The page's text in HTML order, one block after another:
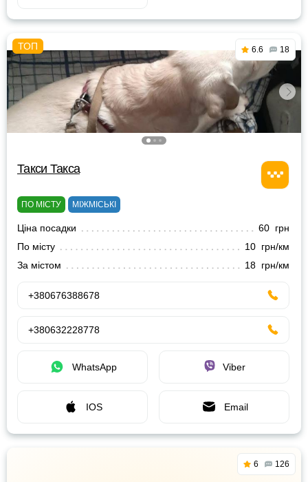
6.6 18
Такси Такса
ПО МІСТУ МІЖМІСЬКІ
Ціна посадки
60 грн
По місту
10 грн/км
За містом
18 грн/км
+380676388678
+380632228778
WhatsApp Viber
IOS Email
6 126